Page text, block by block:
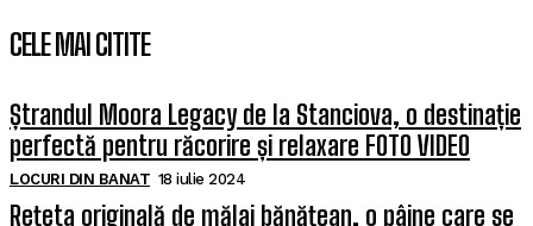
CELE MAI CITITE
Ștrandul Moora Legacy de la Stanciova, o destinație
perfectă pentru răcorire și relaxare FOTO VIDEO
LOCURI DIN BANAT 18 iulie 2024
Rețeta originală de mălai bănățean, o pâine care se